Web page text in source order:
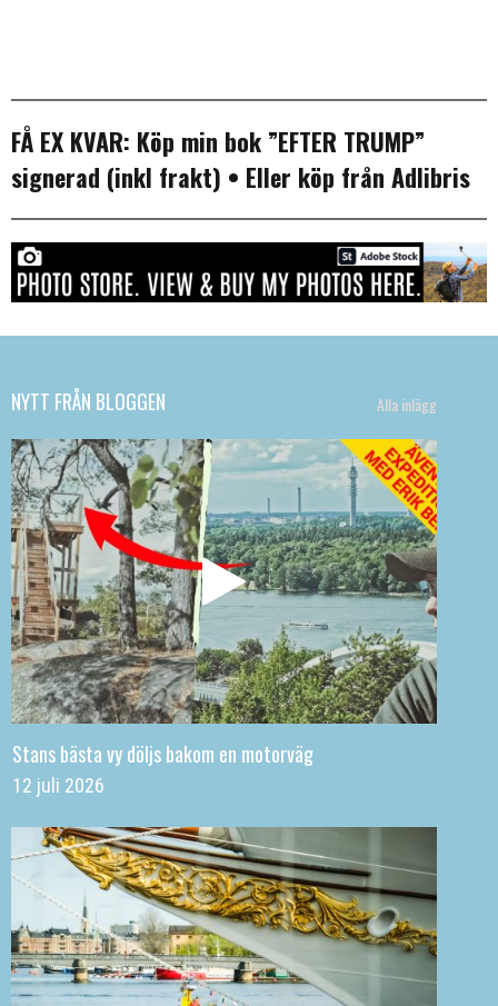
FÅ EX KVAR: Köp min bok ”EFTER TRUMP”
signerad (inkl frakt) • Eller köp från Adlibris
NYTT FRÅN BLOGGEN Alla inlägg
Stans bästa vy döljs bakom en motorväg
12 juli 2026